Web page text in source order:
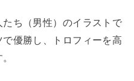
ち（男性）のイラストで
優勝し、トロフィーを高